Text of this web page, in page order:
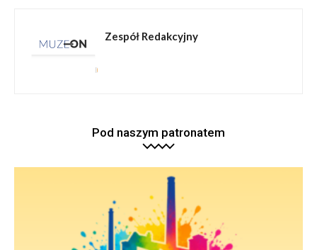
Zespół Redakcyjny
Pod naszym patronatem